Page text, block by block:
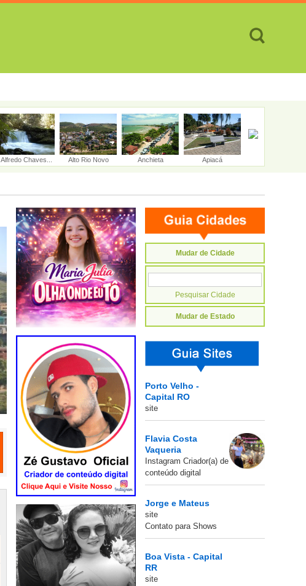
Alfredo Chaves... Alto Rio Novo Anchieta Apiacá
Mudar de Cidade
Mudar de Estado
Porto Velho -
Capital RO
site
Flavia Costa
Vaqueria
Instagram Criador(a) de
conteúdo digital
Jorge e Mateus
site
Contato para Shows
Boa Vista - Capital
RR
site